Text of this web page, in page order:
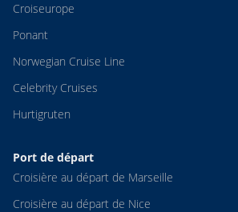
Croiseurope
Ponant
Norwegian Cruise Line
Celebrity Cruises
Hurtigruten
Port de départ
Croisière au départ de Marseille
Croisière au départ de Nice